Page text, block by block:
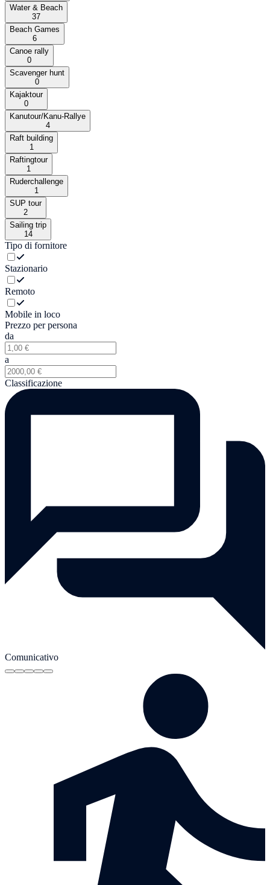
Water & Beach
37
Beach Games
6
Canoe rally
0
Scavenger hunt
0
Kajaktour
0
Kanutour/Kanu-Rallye
4
Raft building
1
Raftingtour
1
Ruderchallenge
1
SUP tour
2
Sailing trip
14
Tipo di fornitore
Stazionario
Remoto
Mobile in loco
Prezzo per persona
da
a
Classificazione
Comunicativo